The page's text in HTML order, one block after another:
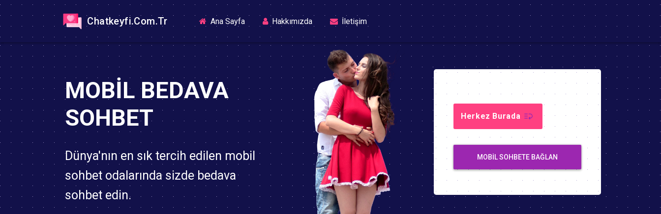
Chatkeyfi.Com.Tr Ana Sayfa(current)Hakkımızda İletişim
MOBIL BEDAVA
SOHBET
Dünya'nın en sık tercih edilen mobil
sohbet odalarında sizde bedava
sohbet edin.
Herkez Burada
MOBIL SOHBETE BAĞLAN